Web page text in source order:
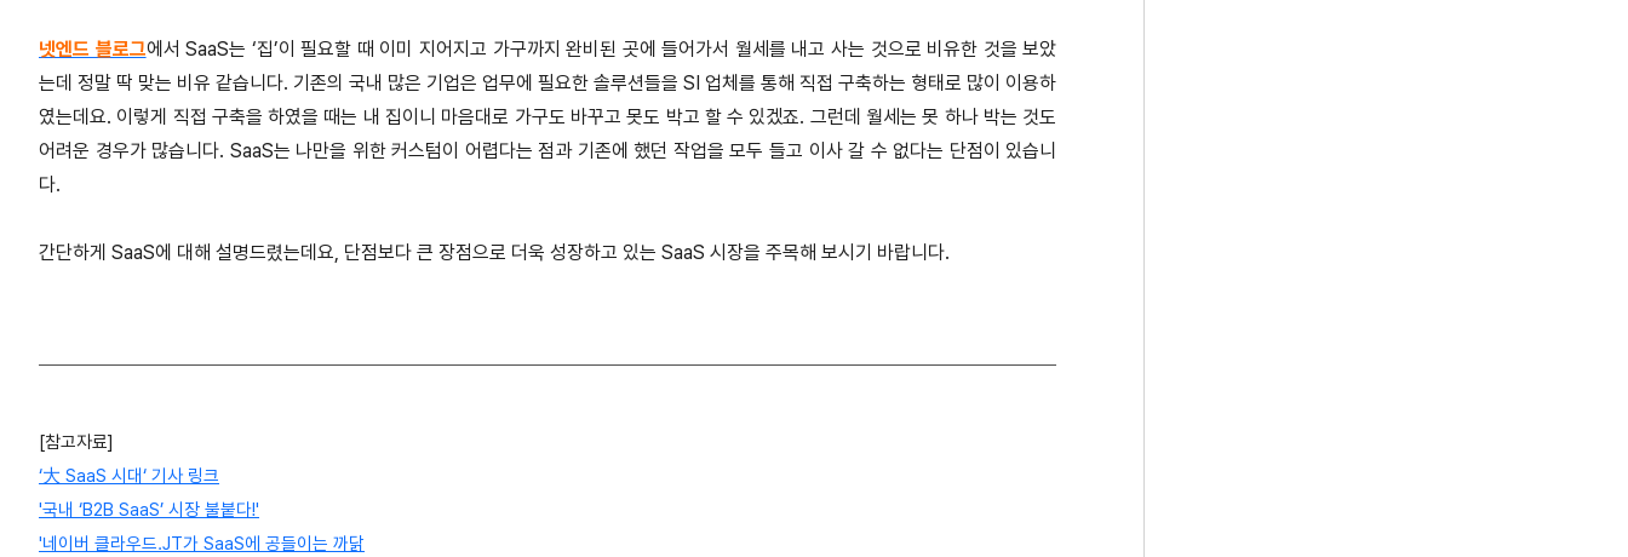
넷엔드 블로그에서 SaaS는 ‘집’이 필요할 때 이미 지어지고 가구까지 완비된 곳에 들어가서 월세를 내고 사는 것으로 비유한 것을 보았
는데 정말 딱 맞는 비유 같습니다. 기존의 국내 많은 기업은 업무에 필요한 솔루션들을 SI 업체를 통해 직접 구축하는 형태로 많이 이용하
였는데요. 이렇게 직접 구축을 하였을 때는 내 집이니 마음대로 가구도 바꾸고 못도 박고 할 수 있겠죠. 그런데 월세는 못 하나 박는 것도
어려운 경우가 많습니다. SaaS는 나만을 위한 커스텀이 어렵다는 점과 기존에 했던 작업을 모두 들고 이사 갈 수 없다는 단점이 있습니
다.
간단하게 SaaS에 대해 설명드렸는데요, 단점보다 큰 장점으로 더욱 성장하고 있는 SaaS 시장을 주목해 보시기 바랍니다.
[참고자료]
‘大 SaaS 시대‘ 기사 링크
'국내 ‘B2B SaaS’ 시장 불붙다!'
'네이버 클라우드.JT가 SaaS에 공들이는 까닭